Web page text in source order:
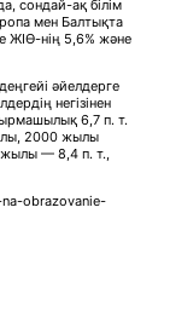
сондай-ақ білім
мен Балтықта
ЖІӨ-нің 5,6% және
әйелдерге
негізінен
6,7 п. т.
2000 жылы
— 8,4 п. т.,
obrazovanie-